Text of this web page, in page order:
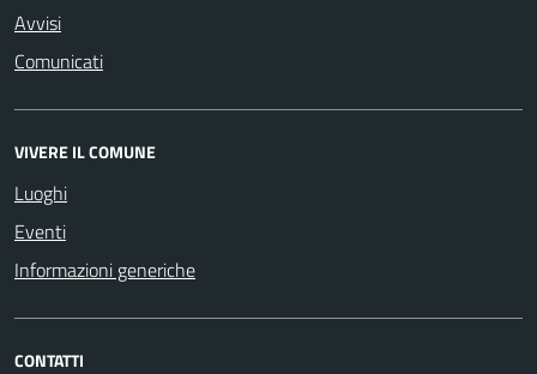
Avvisi
Comunicati
VIVERE IL COMUNE
Luoghi
Eventi
Informazioni generiche
CONTATTI